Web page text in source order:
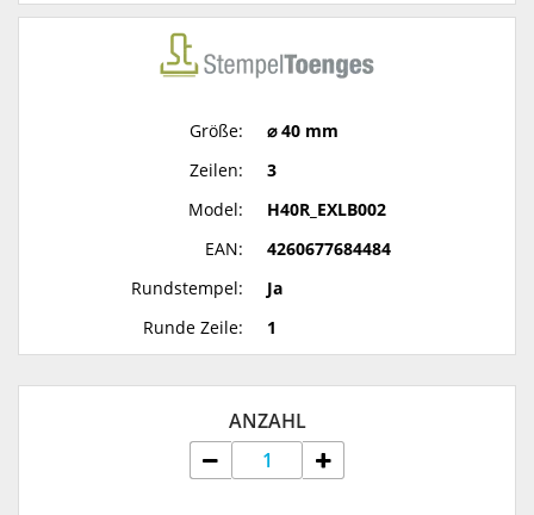
Größe:
⌀ 40 mm
Zeilen:
3
Model:
H40R_EXLB002
EAN:
4260677684484
Rundstempel:
Ja
Runde Zeile:
1
ANZAHL